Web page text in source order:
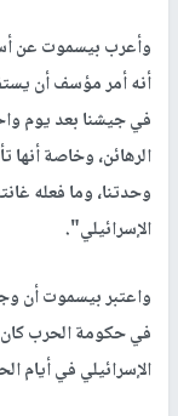
وأعرب بيسموت عن
أنه أمر مؤسف أن
في جيشنا بعد يوم
الرهائن، وخاصة أنها
وحدتنا، وما فعله
الإسرائيلي".
واعتبر بيسموت أن
في حكومة الحرب
الإسرائيلي في أيام